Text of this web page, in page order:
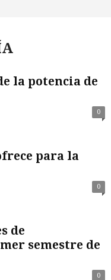
la potencia de
0
para la
0
de
semestre de
0